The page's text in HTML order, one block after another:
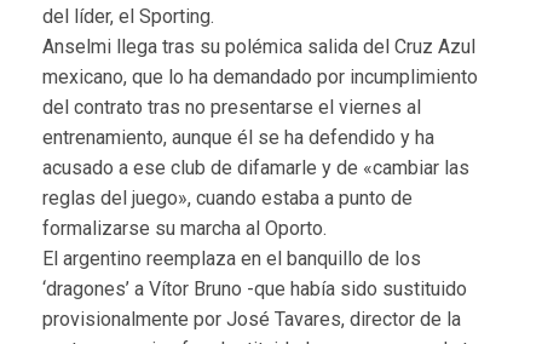
del líder, el Sporting.
Anselmi llega tras su polémica salida del Cruz Azul
mexicano, que lo ha demandado por incumplimiento
del contrato tras no presentarse el viernes al
entrenamiento, aunque él se ha defendido y ha
acusado a ese club de difamarle y de «cambiar las
reglas del juego», cuando estaba a punto de
formalizarse su marcha al Oporto.
El argentino reemplaza en el banquillo de los
‘dragones’ a Vítor Bruno -que había sido sustituido
provisionalmente por José Tavares, director de la